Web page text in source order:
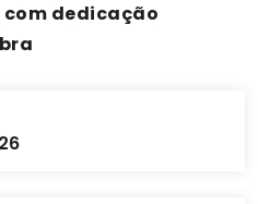
dedicação